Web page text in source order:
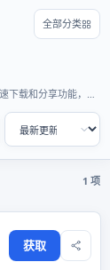
全部分类
下载和分享功能，适
1 项
获取